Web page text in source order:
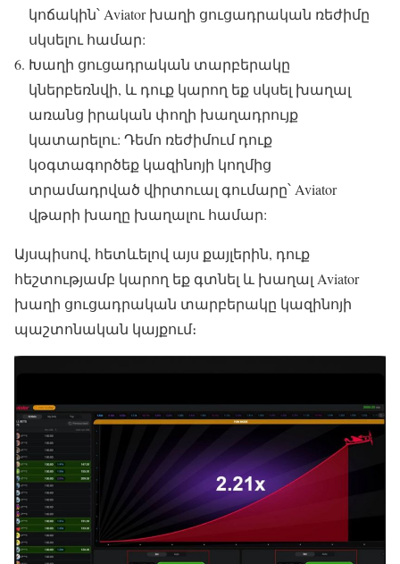
կոճակին՝ Aviator խաղի ցուցադրական ռեժիմը
սկսելու համար:
Խաղի ցուցադրական տարբերակը
կներբեռնվի, և դուք կարող եք սկսել խաղալ
առանց իրական փողի խաղադրույք
կատարելու: Դեմո ռեժիմում դուք
կօգտագործեք կազինոյի կողմից
տրամադրված վիրտուալ գումարը՝ Aviator
վթարի խաղը խաղալու համար:
Այսպիսով, հետևելով այս քայլերին, դուք
հեշտությամբ կարող եք գտնել և խաղալ Aviator
խաղի ցուցադրական տարբերակը կազինոյի
պաշտոնական կայքում։